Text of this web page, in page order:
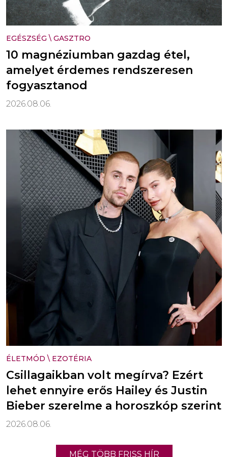
EGÉSZSÉG \ GASZTRO
10 magnéziumban gazdag étel,
amelyet érdemes rendszeresen
fogyasztanod
2026.08.06.
ÉLETMÓD \ EZOTÉRIA
Csillagaikban volt megírva? Ezért
lehet ennyire erős Hailey és Justin
Bieber szerelme a horoszkóp szerint
2026.08.06.
MÉG TÖBB FRISS HÍR